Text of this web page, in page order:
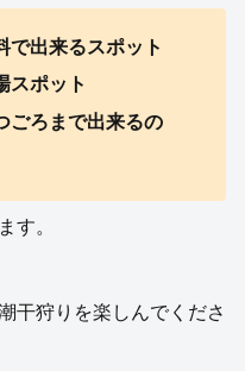
で出来るスポット
スポット
ごろまで出来るの
す。
干狩りを楽しんでくださ